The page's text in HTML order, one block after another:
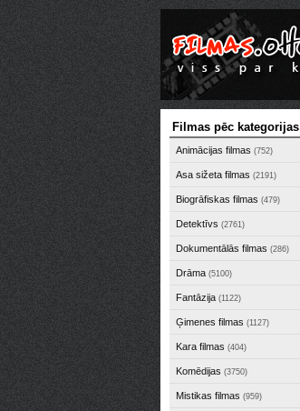
Filmas pēc kategorijas
Animācijas filmas (752)
Asa sižeta filmas (2191)
Biogrāfiskas filmas (479)
Detektīvs (2761)
Dokumentālās filmas (286)
Drāma (5100)
Fantāzija (1122)
Ģimenes filmas (1127)
Kara filmas (404)
Komēdijas (3750)
Mistikas filmas (959)